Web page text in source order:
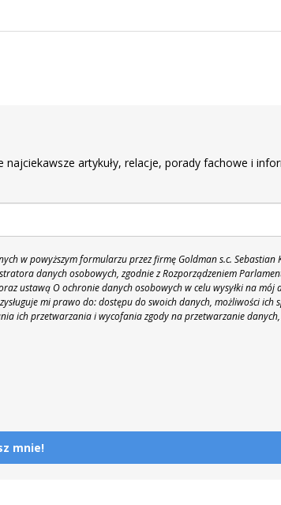
artykuły, relacje, porady fachowe i
w powyższym formularzu przez firmę Goldman s.c. Sebastian
danych osobowych, zgodnie z Rozporządzeniem
ustawą O ochronie danych osobowych w celu wysyłki na mój
mi prawo do: dostępu do swoich danych, możliwości ich
ich przetwarzania i wycofania zgody na przetwarzanie
mnie!